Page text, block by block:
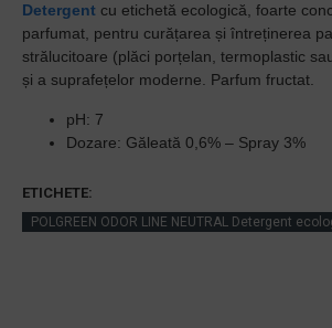
Detergent cu etichetă ecologică, foarte
parfumat, pentru curățarea și întreținerea
strălucitoare (plăci porțelan, termoplastic
și a suprafețelor moderne. Parfum fructat.
pH: 7
Dozare: Găleată 0,6% – Spray 3%
ETICHETE:
POLGREEN ODOR LINE NEUTRAL Detergent